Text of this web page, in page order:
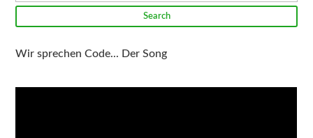
Search
Wir sprechen Code... Der Song